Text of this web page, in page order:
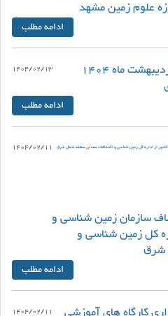
علوم زمین مشهد
ادامه مطلب
گزارش فوری زمین لرزه 11 اردیبهشت ماه 1404
ادامه مطلب
1404/02/13
سازمان زمین شناسی و
کل زمین شناسی و
شرق
ادامه مطلب
1404/02/11
1404/02/11